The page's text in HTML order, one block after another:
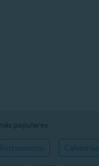
Restaurantes Cafeterías